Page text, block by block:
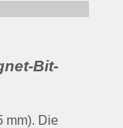
Bit-
mm). Die